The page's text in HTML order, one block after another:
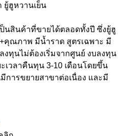
ยู้ฮูหวานเย็น
นสินค้าที่ขายได้ตลอดทั้งปี ซึ่งยู้ฮู
คุณภาพ มีน้ำราด สูตรเฉพาะ มี
ทุนไม่ต้องเริ่มจากศูนย์ งบลงทุน
เวลาคืนทุน 3-10 เดือนโดยขึ้น
การขยายสาขาต่อเนื่อง และมี